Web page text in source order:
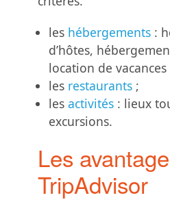
les hébergements:
d’hôtes,
location de vacances
les restaurants;
les activités : lieux
excursions.
Les
TripAdvisor